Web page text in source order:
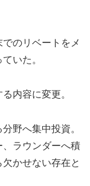
のリベートをメ
いた。
内容に変更。
野へ集中投資。
、ラウンダーへ積
かせない存在と